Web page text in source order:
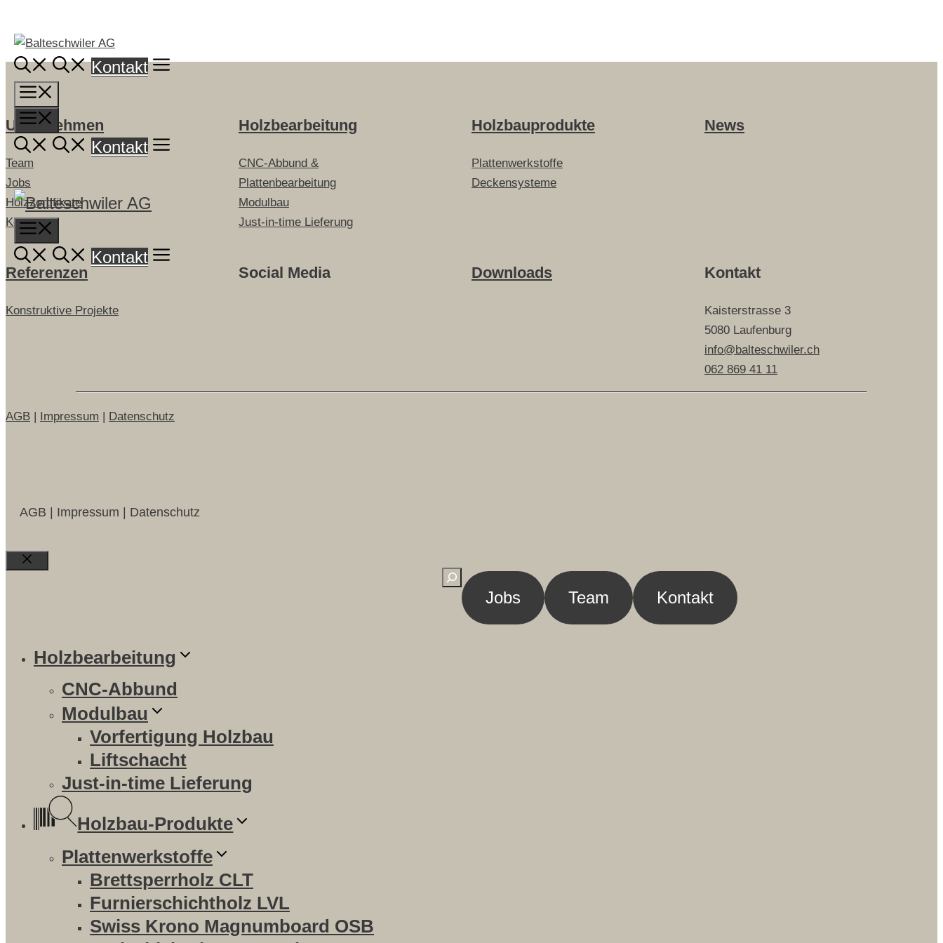
zum
Inhalt
Kontakt
Menü
Kontakt
Kontakt
Unternehmen
Team
Jobs
Holzzertifikate
Kontakt
Holzbearbeitung
CNC-Abbund &
Plattenbearbeitung
Modulbau
Just-in-time Lieferung
Holzbauprodukte
Plattenwerkstoffe
Deckensysteme
News
Referenzen
Konstruktive Projekte
Social Media Downloads Kontakt
Kaisterstrasse 3
5080 Laufenburg
info@balteschwiler.ch
062 869 41 11
AGB | Impressum | Datenschutz
AGB | Impressum | Datenschutz
Close Suchen
Jobs Team Kontakt
Holzbearbeitung
CNC-Abbund
Modulbau
Vorfertigung Holzbau
Liftschacht
Just-in-time Lieferung
Holzbau-Produkte
Plattenwerkstoffe
Brettsperrholz CLT
Furnierschichtholz LVL
Swiss Krono Magnumboard OSB